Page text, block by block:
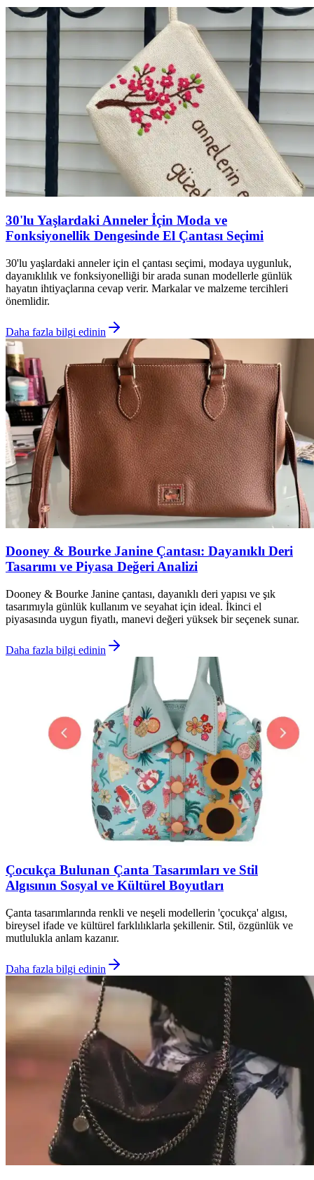
30'lu Yaşlardaki Anneler İçin Moda ve
Fonksiyonellik Dengesinde El Çantası Seçimi
30'lu yaşlardaki anneler için el çantası seçimi, modaya uygunluk,
dayanıklılık ve fonksiyonelliği bir arada sunan modellerle günlük
hayatın ihtiyaçlarına cevap verir. Markalar ve malzeme tercihleri
önemlidir.
Daha fazla bilgi edinin
Dooney & Bourke Janine Çantası: Dayanıklı Deri
Tasarımı ve Piyasa Değeri Analizi
Dooney & Bourke Janine çantası, dayanıklı deri yapısı ve şık
tasarımıyla günlük kullanım ve seyahat için ideal. İkinci el
piyasasında uygun fiyatlı, manevi değeri yüksek bir seçenek sunar.
Daha fazla bilgi edinin
Çocukça Bulunan Çanta Tasarımları ve Stil
Algısının Sosyal ve Kültürel Boyutları
Çanta tasarımlarında renkli ve neşeli modellerin 'çocukça' algısı,
bireysel ifade ve kültürel farklılıklarla şekillenir. Stil, özgünlük ve
mutlulukla anlam kazanır.
Daha fazla bilgi edinin